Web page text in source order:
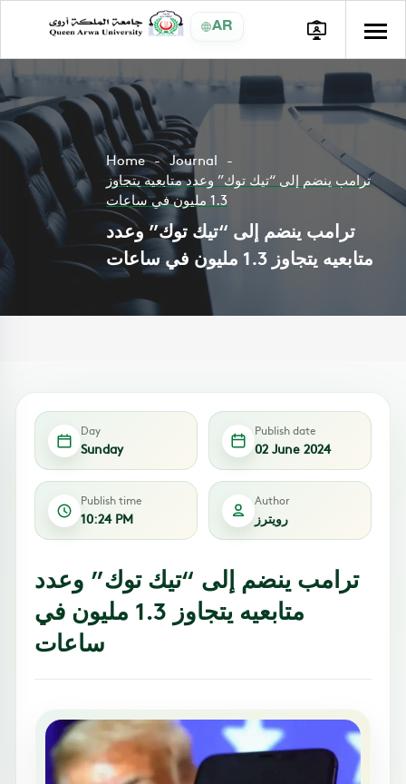
AR
Home
Journal
ترامب ينضم إلى “تيك توك” وعدد متابعيه يتجاوز
1.3 مليون في ساعات
ترامب ينضم إلى “تيك توك” وعدد
متابعيه يتجاوز 1.3 مليون في ساعات
Day
Sunday
Publish date
02 June 2024
Publish time
10:24 PM
Author
رويترز
ترامب ينضم إلى “تيك توك” وعدد
متابعيه يتجاوز 1.3 مليون في
ساعات